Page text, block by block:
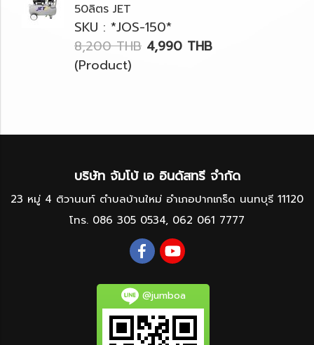
50ลิตร JET
SKU : *JOS-150*
8,200 THB 4,990 THB
(Product)
บริษัท จัมโบ้ เอ อินดัสทรี จำกัด
23 หมู่ 4 ติวานนท์ ตำบลบ้านใหม่ อำเภอปากเกร็ด นนทบุรี 11120
โทร. 086 305 0534, 062 061 7777
@jumboa